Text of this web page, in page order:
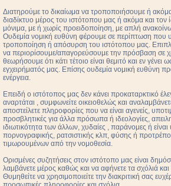
Διατηρούμε το δικαίωμα να τροποποιήσουμε ή
διαδίκτυο μέρος του ιστότοπου μας ή ακόμα και τον
μόνιμα, με ή χωρίς προειδοποίηση, με απλή
Ουδεμία νομική ευθύνη φέρουμε σε περίπτωση που
τροποποίηση ή απόσυρση του ιστότοπου μας.
να περιορίσουμε/απαγορεύσουμε την πρόσβαση σε
θεωρήσουμε ότι κάτι τέτοιο είναι θεμιτό και εν γένει
εγχειρήματός μας. Επίσης ουδεμία νομική ευθύνη
ενέργεια.
Επειδή ο ιστότοπος μας δεν κάνει προκαταρκτικό
αναρτάται , συμφωνείτε οικειοθελώς και
αποστείλετε πληροφορίες που να είναι αγενείς,
προσβλητικές για άλλα πρόσωπα ή ιδεολογίες,
ιδιωτικότητα των άλλων, χυδαίες , παράνομες ή
πορνογραφικής, ρατσιστικής κλπ, φύσης ή
τιμωρουμένων από την νομοθεσία.
Ορισμένες συζητήσεις στον ιστότοπο μας είναι
λαμβάνετε μέρος καθώς και να αφήνετε τα σχόλιά και
Θυμηθείτε να χρησιμοποιείτε την διακριτική σας